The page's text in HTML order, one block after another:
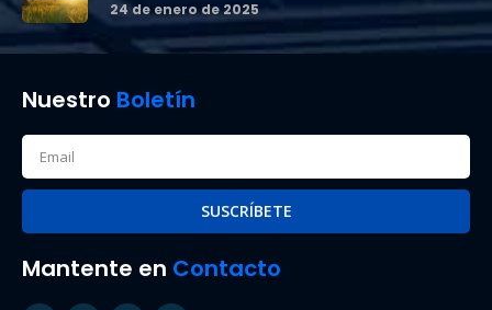
24 de enero de 2025
Nuestro Boletín
SUSCRÍBETE
Mantente en Contacto